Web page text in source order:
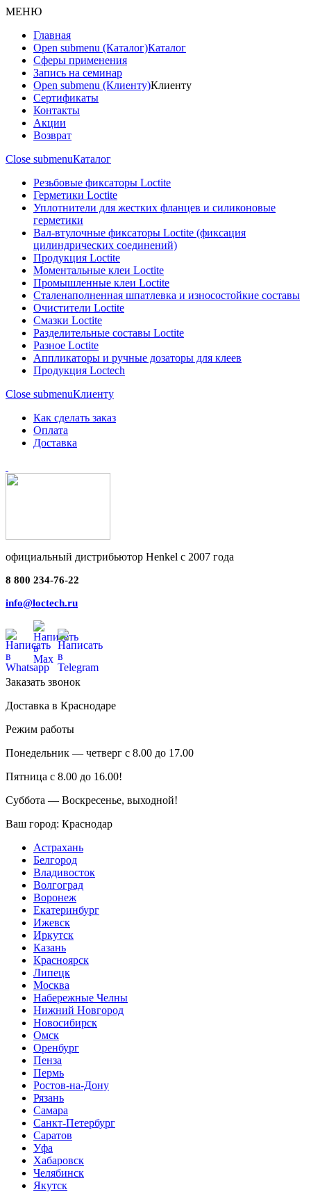
МЕНЮ
Главная
Open submenu (Каталог)Каталог
Сферы применения
Запись на семинар
Open submenu (Клиенту)Клиенту
Сертификаты
Контакты
Акции
Возврат
Close submenuКаталог
Резьбовые фиксаторы Loctite
Герметики Loctite
Уплотнители для жестких фланцев и силиконовые
герметики
Вал-втулочные фиксаторы Loctite (фиксация
цилиндрических соединений)
Продукция Loctite
Моментальные клеи Loctite
Промышленные клеи Loctite
Сталенаполненная шпатлевка и износостойкие составы
Очистители Loctite
Смазки Loctite
Разделительные составы Loctite
Разное Loctite
Аппликаторы и ручные дозаторы для клеев
Продукция Loctech
Close submenuКлиенту
Как сделать заказ
Оплата
Доставка
официальный дистрибьютор Henkel с 2007 года
8 800 234-76-22
info@loctech.ru
Заказать звонок
Доставка в Краснодаре
Режим работы
Понедельник — четверг с 8.00 до 17.00
Пятница с 8.00 до 16.00!
Суббота — Воскресенье, выходной!
Ваш город: Краснодар
Астрахань
Белгород
Владивосток
Волгоград
Воронеж
Екатеринбург
Ижевск
Иркутск
Казань
Красноярск
Липецк
Москва
Набережные Челны
Нижний Новгород
Новосибирск
Омск
Оренбург
Пенза
Пермь
Ростов-на-Дону
Рязань
Самара
Санкт-Петербург
Саратов
Уфа
Хабаровск
Челябинск
Якутск